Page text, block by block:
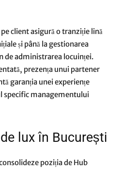
client asigură o tranziție lină
și până la gestionarea
de administrarea locuinței.
prezența unui partener
garanția unei experiențe
specific managementului
lux în București
poziția de Hub